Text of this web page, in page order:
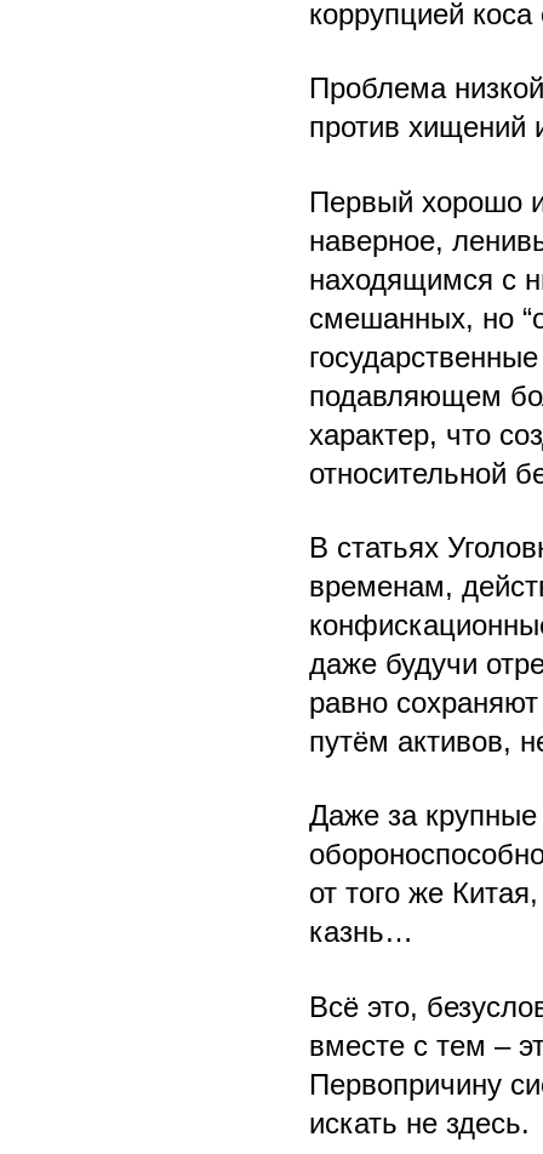
коррупцией
Проблема
против хищений
Первый хорошо
наверное,
находящимся с
смешанных, но
подавляющем
характер, что
относительной
В статьях
временам,
даже будучи
равно
путём активов,
Даже за
от того же
казнь…
Всё это,
вместе с тем –
Первопричину
искать не здесь.